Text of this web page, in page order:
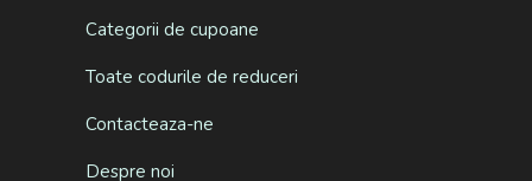
Categorii de cupoane
Toate codurile de reduceri
Contacteaza-ne
Despre noi